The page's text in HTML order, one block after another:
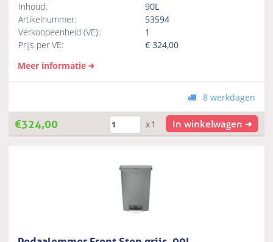
Inhoud:
90L
Artikelnummer:
53594
Verkoopeenheid (VE):
1
Prijs per VE:
€324,00
Meer informatie
8 werkdagen
€324,00 x1 In winkelwagen